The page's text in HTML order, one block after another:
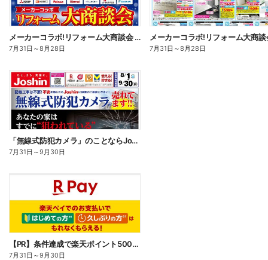
メーカーコラボ!リフォーム大商談会 オモテ
7月31日 ～8月28日 7月31日 ～8月28日
「無線式防犯カメラ」のことならJoshinへ!
7月31日 ～9月30日
【PR】条件達成で楽天ポイント500ポイントプレゼントキャンペーン!
7月31日 ～9月30日